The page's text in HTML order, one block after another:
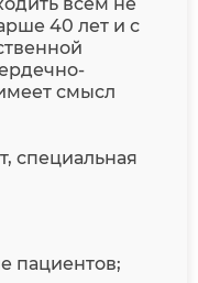
40 лет и с
смысл
специальная
пациентов;